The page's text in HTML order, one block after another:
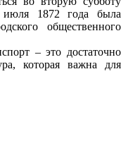
1872 года была
общественного
– это достаточно
которая важна для